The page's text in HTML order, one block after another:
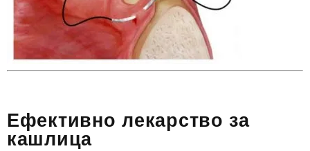
Ефективно лекарство за
кашлица